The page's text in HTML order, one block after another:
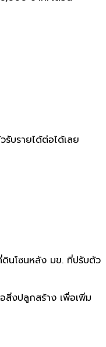
บรายได้ต่อได้เลย
นโซนหลัง มข. ที่ปรับตัว
งปลูกสร้าง เพื่อเพิ่ม